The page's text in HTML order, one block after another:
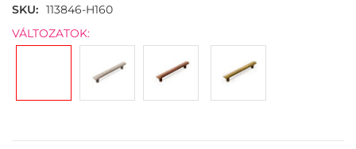
of
the
images
SKU
113846-H160
VÁLTOZATOK: